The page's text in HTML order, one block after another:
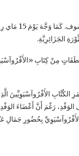
وَفِي 15 أَفْرِيل 1958، كَتَبَ
الجَزَائِرِيَّةِ.
مُقْتَطَفَاتٍ مِنْ كِتَابِ
مُؤْتَمَرِ الكُتَّابِ
فِي ضَمِّ بِن نَبِيّ إِلَى الوَفْدِ، رَغْمَ أَنَّ
فِي فِيفْرِي 1959 بِالقَاهِرَةِ مُؤْتَمَرُ الشَّبَابِ